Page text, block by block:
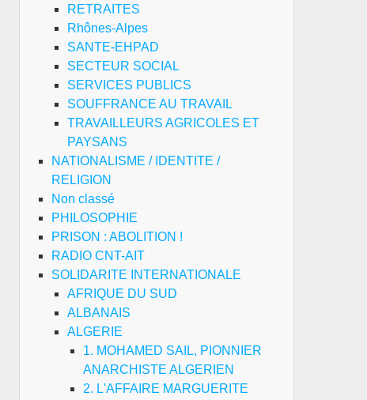
RETRAITES
Rhônes-Alpes
SANTE-EHPAD
SECTEUR SOCIAL
SERVICES PUBLICS
SOUFFRANCE AU TRAVAIL
TRAVAILLEURS AGRICOLES ET
PAYSANS
NATIONALISME / IDENTITE /
RELIGION
Non classé
PHILOSOPHIE
PRISON : ABOLITION !
RADIO CNT-AIT
SOLIDARITE INTERNATIONALE
AFRIQUE DU SUD
ALBANAIS
ALGERIE
1. MOHAMED SAIL, PIONNIER
ANARCHISTE ALGERIEN
2. L'AFFAIRE MARGUERITE